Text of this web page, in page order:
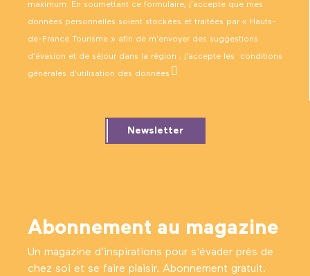
maximum. En soumettant ce formulaire, j’accepte que mes
données personnelles soient stockées et traitées par « Hauts-
de-France Tourisme » afin de m’envoyer des suggestions
d’évasion et de séjour dans la région ; j’accepte les conditions
générales d’utilisation des données .
Newsletter
Abonnement au magazine
Un magazine d’inspirations pour s'évader près de
chez soi et se faire plaisir. Abonnement gratuit.